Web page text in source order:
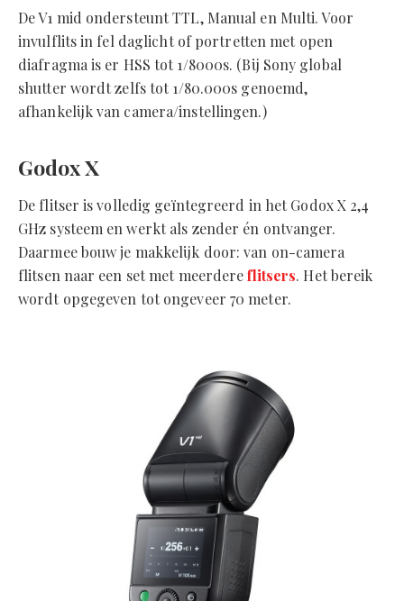
De V1 mid ondersteunt TTL, Manual en Multi. Voor
invulflits in fel daglicht of portretten met open
diafragma is er HSS tot 1/8000s. (Bij Sony global
shutter wordt zelfs tot 1/80.000s genoemd,
afhankelijk van camera/instellingen.)
Godox X
De flitser is volledig geïntegreerd in het Godox X 2,4
GHz systeem en werkt als zender én ontvanger.
Daarmee bouw je makkelijk door: van on-camera
flitsen naar een set met meerdereflitsers. Het bereik
wordt opgegeven tot ongeveer 70 meter.